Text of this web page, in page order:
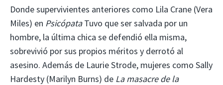
Donde supervivientes anteriores como Lila Crane (Vera
Miles) en PsicópataTuvo que ser salvada por un
hombre, la última chica se defendió ella misma,
sobrevivió por sus propios méritos y derrotó al
asesino. Además de Laurie Strode, mujeres como Sally
Hardesty (Marilyn Burns) de La masacre de la